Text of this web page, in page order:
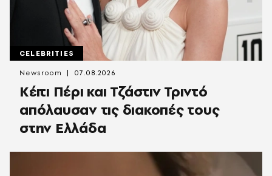
CELEBRITIES
Κέιτι Πέρι και Τζάστιν Τριντό
απόλαυσαν τις διακοπές τους
στην Ελλάδα
Newsroom 07.08.2026